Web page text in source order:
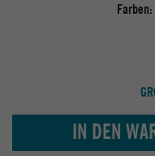
Farben:
IN DEN